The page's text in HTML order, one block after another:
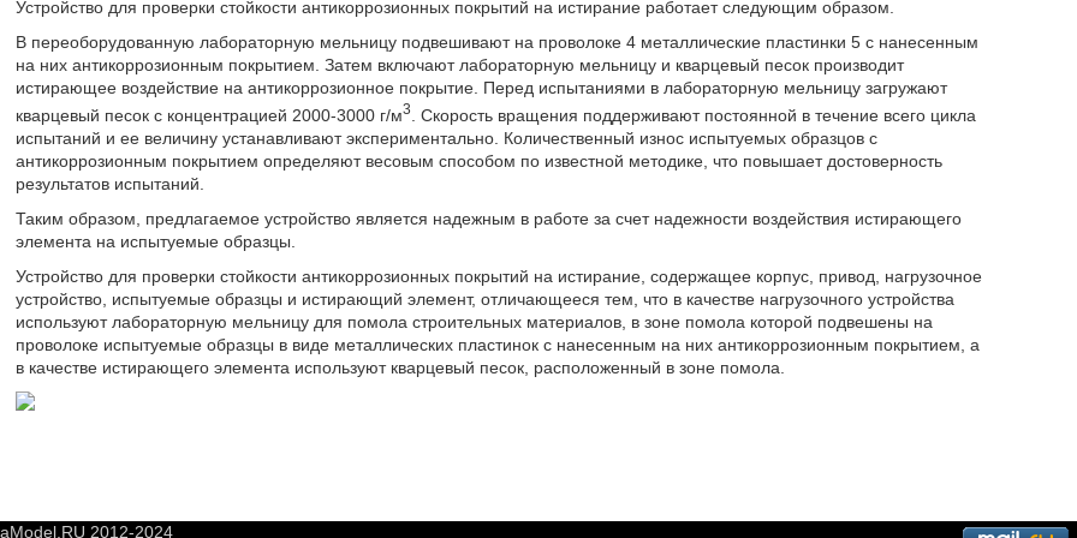
Устройство для проверки стойкости антикоррозионных покрытий на истирание работает следующим образом.
В переоборудованную лабораторную мельницу подвешивают на проволоке 4 металлические пластинки 5 с нанесенным
на них антикоррозионным покрытием. Затем включают лабораторную мельницу и кварцевый песок производит
истирающее воздействие на антикоррозионное покрытие. Перед испытаниями в лабораторную мельницу загружают
кварцевый песок с концентрацией 2000-3000 г/м3
. Скорость вращения поддерживают постоянной в течение всего цикла
испытаний и ее величину устанавливают экспериментально. Количественный износ испытуемых образцов с
антикоррозионным покрытием определяют весовым способом по известной методике, что повышает достоверность
результатов испытаний.
Таким образом, предлагаемое устройство является надежным в работе за счет надежности воздействия истирающего
элемента на испытуемые образцы.
Устройство для проверки стойкости антикоррозионных покрытий на истирание, содержащее корпус, привод, нагрузочное
устройство, испытуемые образцы и истирающий элемент, отличающееся тем, что в качестве нагрузочного устройства
используют лабораторную мельницу для помола строительных материалов, в зоне помола которой подвешены на
проволоке испытуемые образцы в виде металлических пластинок с нанесенным на них антикоррозионным покрытием, а
в качестве истирающего элемента используют кварцевый песок, расположенный в зоне помола.
2012-2024